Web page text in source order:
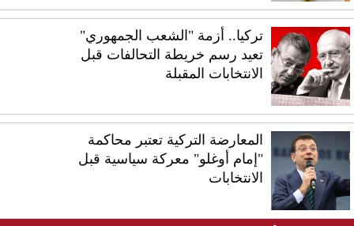
تركيا.. أزمة "الشعب الجمهوري"
تعيد رسم خريطة التحالفات قبل
الانتخابات المقبلة
المعارضة التركية تعتبر محاكمة
"إمام أوغلو" معركة سياسية قبل
الانتخابات